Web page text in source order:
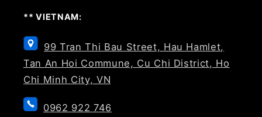
** VIETNAM:
99 Tran Thi Bau Street, Hau Hamlet,
Tan An Hoi Commune, Cu Chi District, Ho
Chi Minh City, VN
0962 922 746